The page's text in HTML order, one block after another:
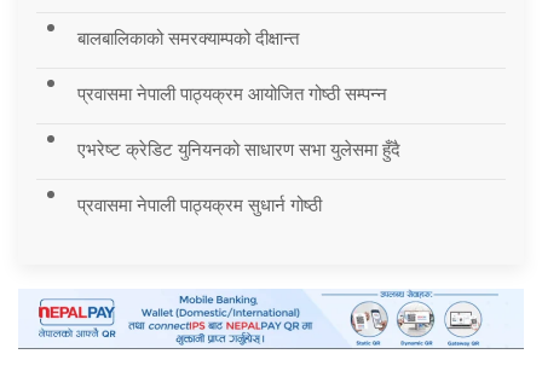
बालबालिकाको समरक्याम्पको दीक्षान्त
प्रवासमा नेपाली पाठ्यक्रम आयोजित गोष्ठी सम्पन्न
एभरेष्ट क्रेडिट युनियनको साधारण सभा युलेसमा हुँदै
प्रवासमा नेपाली पाठ्यक्रम सुधार्न गोष्ठी